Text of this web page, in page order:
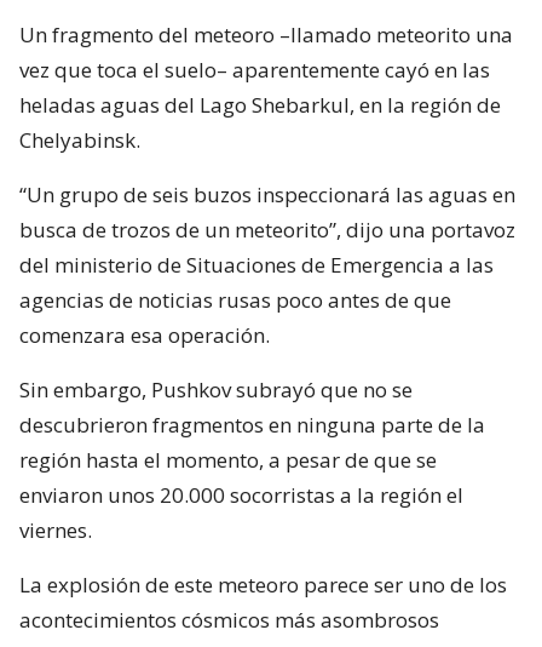
Un fragmento del meteoro –llamado meteorito una
vez que toca el suelo– aparentemente cayó en las
heladas aguas del Lago Shebarkul, en la región de
Chelyabinsk.
“Un grupo de seis buzos inspeccionará las aguas en
busca de trozos de un meteorito”, dijo una portavoz
del ministerio de Situaciones de Emergencia a las
agencias de noticias rusas poco antes de que
comenzara esa operación.
Sin embargo, Pushkov subrayó que no se
descubrieron fragmentos en ninguna parte de la
región hasta el momento, a pesar de que se
enviaron unos 20.000 socorristas a la región el
viernes.
La explosión de este meteoro parece ser uno de los
acontecimientos cósmicos más asombrosos